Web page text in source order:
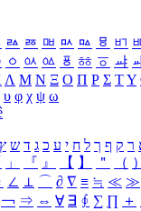
ㅬ ㅭ ㅮ ㅯ ㅰ ㅱ ㅲ
ㆁ ㆂ ㆃ ㆄ ㆅ ㆆ ㆇ
Λ Μ Ν Ξ Ο Π Ρ Σ ΤΥ
υ φ χ ψ ω
ר ק ף ך ל ח י ע כ ג ד ש ץ
」 『 』 【 】 ＂ （ ）
∠ ⊥ ⌒ ∂ ∇ ≡ ≒ ≪ ≫
￢ ⇒ ⇔ ∀ ∃ ∮ ∑ ∏ ＋